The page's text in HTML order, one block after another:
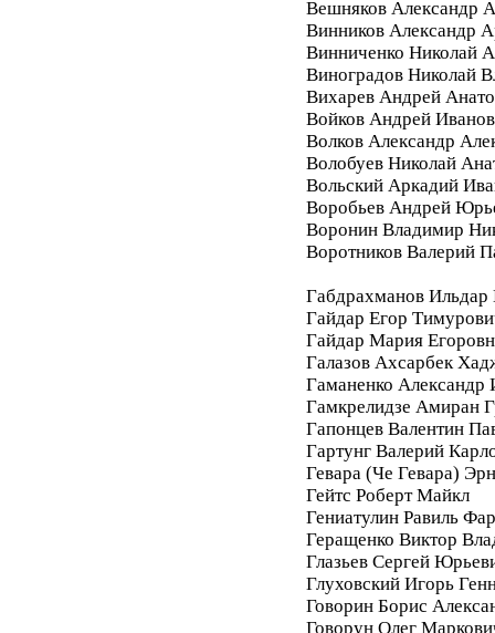
Вешняков Александр
Винников Александр
Винниченко Николай
Виноградов Николай
Вихарев Андрей
Войков Андрей
Волков Александр
Волобуев Николай
Вольский Аркадий
Воробьев Андрей
Воронин Владимир
Воротников Валерий
Габдрахманов Ильдар
Гайдар Егор
Гайдар Мария
Галазов Ахсарбек
Гаманенко Александр
Гамкрелидзе Амиран
Гапонцев Валентин
Гартунг Валерий
Гевара (Че Гевара)
Гейтс Роберт Майкл
Гениатулин Равиль
Геращенко Виктор
Глазьев Сергей
Глуховский Игорь
Говорин Борис
Говорун Олег